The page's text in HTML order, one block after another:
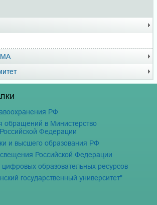
РФ
обращений в Министерство
Федерации
и высшего образования РФ
Российской Федерации
образовательных ресурсов
государственный университет"